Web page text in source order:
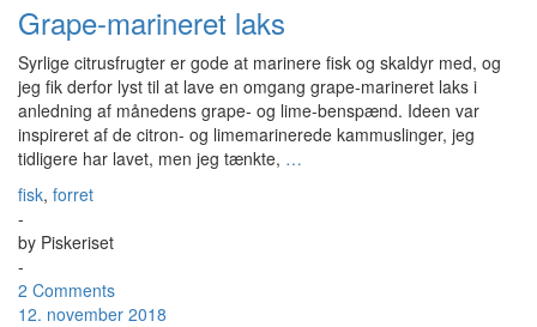
Grape-marineret laks
Syrlige citrusfrugter er gode at marinere fisk og skaldyr med, og
jeg fik derfor lyst til at lave en omgang grape-marineret laks i
anledning af månedens grape- og lime-benspænd. Ideen var
inspireret af de citron- og limemarinerede kammuslinger, jeg
tidligere har lavet, men jeg tænkte, …
fisk, forret
-
by Piskeriset
-
2 Comments
12. november 2018